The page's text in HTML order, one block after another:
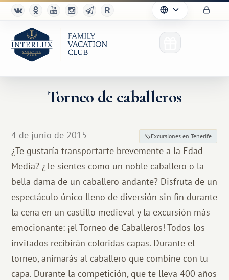
Torneo de caballeros
4 de junio de 2015 Excursiones en Tenerife
¿Te gustaría transportarte brevemente a la Edad
Media? ¿Te sientes como un noble caballero o la
bella dama de un caballero andante? Disfruta de un
espectáculo único lleno de diversión sin fin durante
la cena en un castillo medieval y la excursión más
emocionante: ¡el Torneo de Caballeros! Todos los
invitados recibirán coloridas capas. Durante el
torneo, animarás al caballero que combine con tu
capa. Durante la competición, que te lleva 400 años